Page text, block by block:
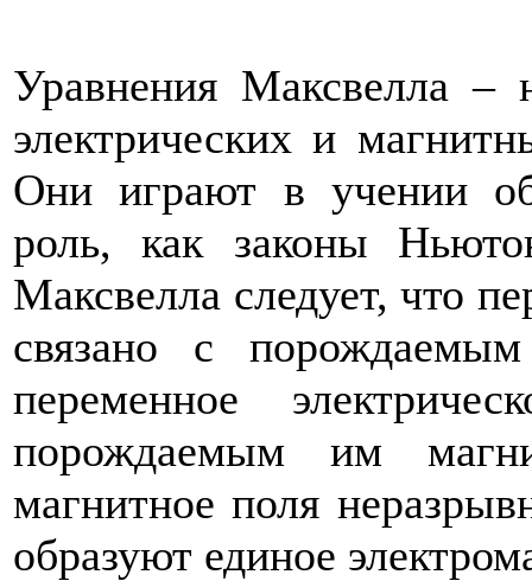
Уравнения Максвелла –
электрических и
Они играют в учении
роль, как законы
Максвелла следует, что
связано с
переменное
порождаемым им
магнитное поля
образуют единое